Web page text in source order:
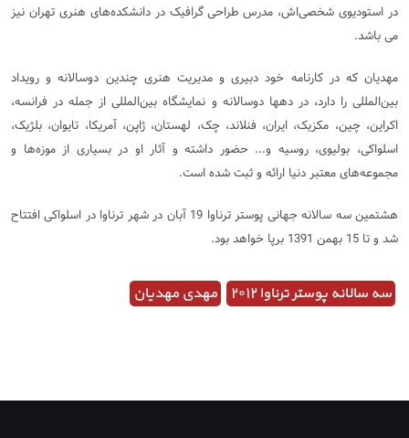
در استودیوی شخصی‌اش، مدرس طراحی گرافیک در دانشکده‌های هنری تهران نیز
می باشد.
مهدیان که در کارنامه خود دبیری و مدیریت هنری چندین دوسالانه و رویداد
بین‌المللی را دارد، در دهها دوسالانه و نمایشگاه بین‌المللی از جمله در فرانسه،
اکراین، چین، مکزیک، ایران، فنلاند، چک، لهستان، ژاپن، آمریکا، تایوان، بلژیک،
اسلواکی، بولیوی، روسیه و... حضور داشته و آثار او در بسیاری از موزه‌ها و
مجموعه‌های معتبر دنیا ارائه و ثبت شده است.
هشتمین سه سالانه جهانی پوستر ترناوا 19 آبان در شهر ترناوا در اسلواکی افتتاح
شد و تا 15 بهمن 1391 برپا خواهد بود.
سه سالانه پوستر ترناوا ۲۰۱۲ مهدی مهدیان